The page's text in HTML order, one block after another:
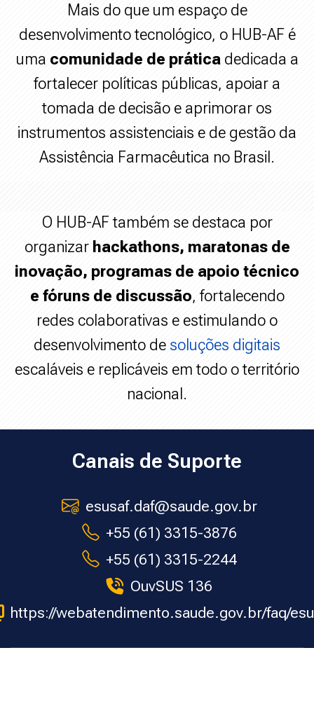
Mais do que um espaço de
desenvolvimento tecnológico, o HUB-AF é
uma comunidade de práticadedicada a
fortalecer políticas públicas, apoiar a
tomada de decisão e aprimorar os
instrumentos assistenciais e de gestão da
Assistência Farmacêutica no Brasil.
O HUB-AF também se destaca por
organizar hackathons, maratonas de
inovação, programas de apoio técnico
e fóruns de discussão, fortalecendo
redes colaborativas e estimulando o
desenvolvimento de soluções digitais
escaláveis e replicáveis em todo o território
nacional.
Canais de Suporte
esusaf.daf@saude.gov.br
+55 (61) 3315-3876
+55 (61) 3315-2244
OuvSUS 136
https://webatendimento.saude.gov.br/faq/